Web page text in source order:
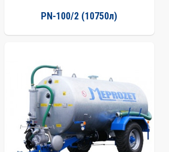
PN-100/2 (10750л)